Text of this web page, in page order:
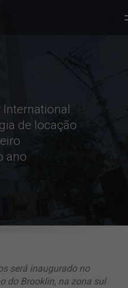
de locação
ano
será inaugurado no
do Brooklin, na zona sul